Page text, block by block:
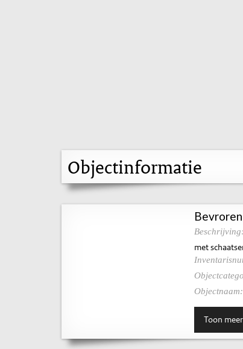
Objectinformatie
Beschrijving:
met
Objectnaam:
Toon meer